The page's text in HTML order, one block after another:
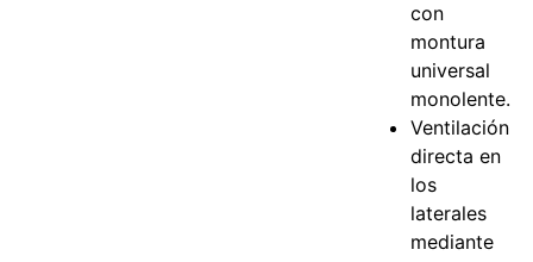
con
montura
universal
monolente.
Ventilación
directa en
los
laterales
mediante